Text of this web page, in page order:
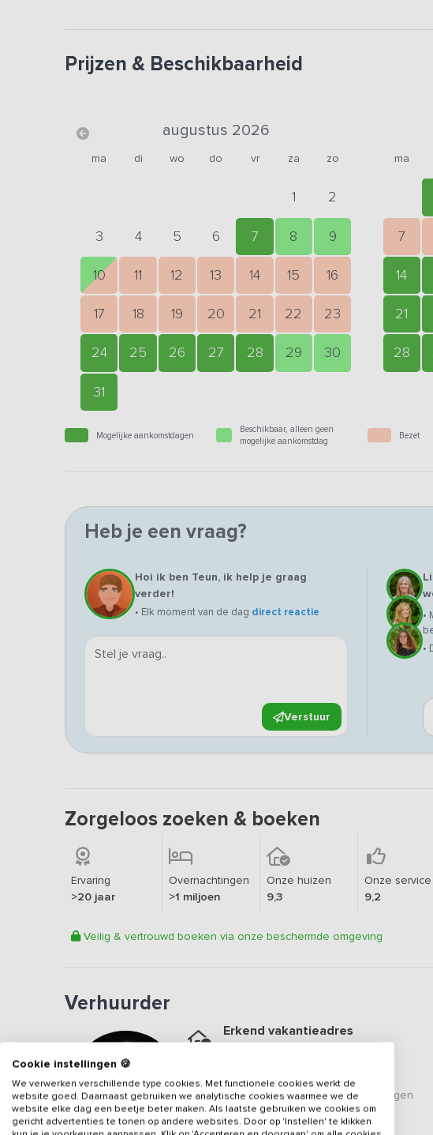
Prijzen & Beschikbaarheid
augustus 2026
ma di wo do vr za zo
1 2
3 4 5 6 7 8 9
10 11 12 13 14 15 16
17 18 19 20 21 22 23
24 25 26 27 28 29 30
31
ma
7
14
21
28
Mogelijke aankomstdagen
Beschikbaar, alleen geen
mogelijke aankomstdag
Bezet
Heb je een vraag?
Hoi ik ben Teun, ik help je graag
verder!
• Elk moment van de dag direct reactie
Verstuur
•
•
Zorgeloos zoeken & boeken
Ervaring
>20 jaar
Overnachtingen
>1 miljoen
Onze huizen
9,3
Onze service
9,2
Veilig & vertrouwd boeken via onze beschermde omgeving
Verhuurder
Erkend vakantieadres
Geweldige locatie
Een9op basis van39beoordelingen
Veilig & vertrouwd
Cookie instellingen 🍪
We verwerken verschillende type cookies. Met functionele cookies werkt de
website goed. Daarnaast gebruiken we analytische cookies waarmee we de
website elke dag een beetje beter maken. Als laatste gebruiken we cookies om
gericht advertenties te tonen op andere websites. Door op 'Instellen' te klikken